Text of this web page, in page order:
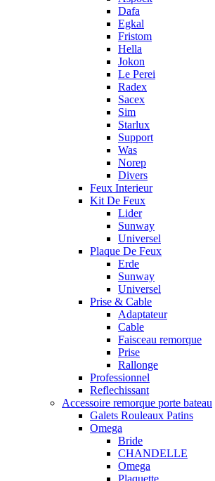
Dafa
Egkal
Fristom
Hella
Jokon
Le Perei
Radex
Sacex
Sim
Starlux
Support
Was
Norep
Divers
Feux Interieur
Kit De Feux
Lider
Sunway
Universel
Plaque De Feux
Erde
Sunway
Universel
Prise & Cable
Adaptateur
Cable
Faisceau remorque
Prise
Rallonge
Professionnel
Reflechissant
Accessoire remorque porte bateau
Galets Rouleaux Patins
Omega
Bride
CHANDELLE
Omega
Plaquette